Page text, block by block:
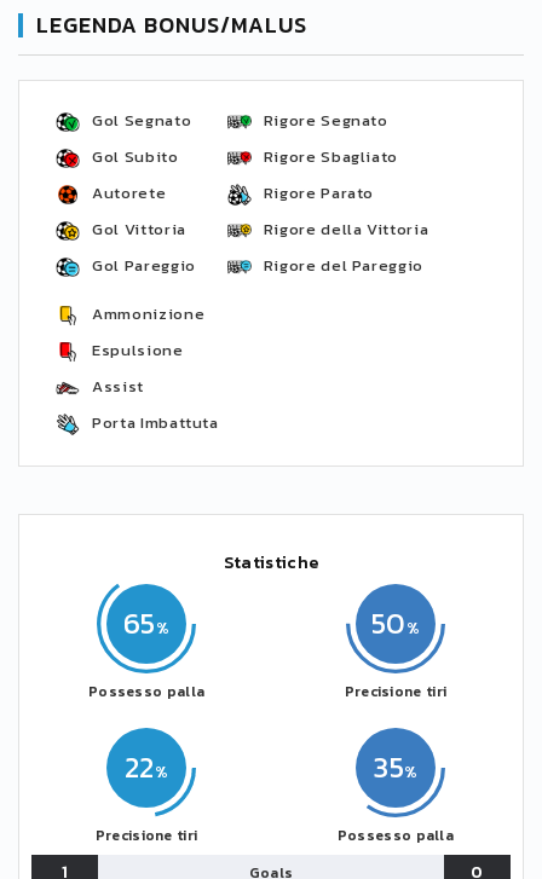
LEGENDA BONUS/MALUS
Gol Segnato
Gol Subito
Autorete
Gol Vittoria
Gol Pareggio
Rigore Segnato
Rigore Sbagliato
Rigore Parato
Rigore della Vittoria
Rigore del Pareggio
Ammonizione
Espulsione
Assist
Porta Imbattuta
Statistiche
65
Possesso palla
22
Precisione tiri
35
Possesso palla
50
Precisione tiri
1 Goals 0